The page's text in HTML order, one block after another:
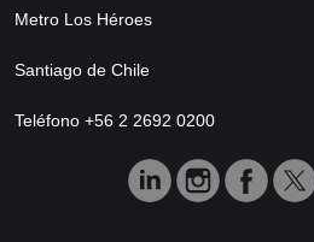
Metro Los Héroes
Santiago de Chile
Teléfono +56 2 2692 0200